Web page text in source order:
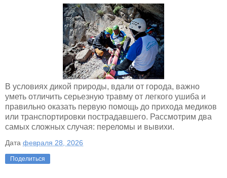
В условиях дикой природы, вдали от города, важно
уметь отличить серьезную травму от легкого ушиба и
правильно оказать первую помощь до прихода медиков
или транспортировки пострадавшего. Рассмотрим два
самых сложных случая: переломы и вывихи.
Дата февраля 28, 2026
Поделиться